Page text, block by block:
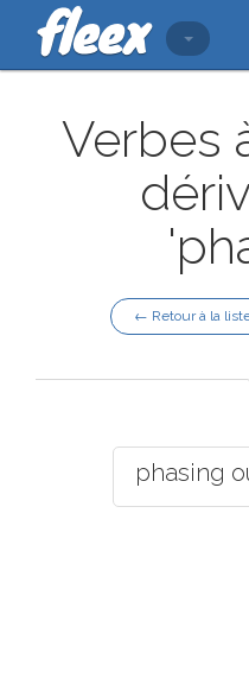
Verbes
← Retour à la
phasing